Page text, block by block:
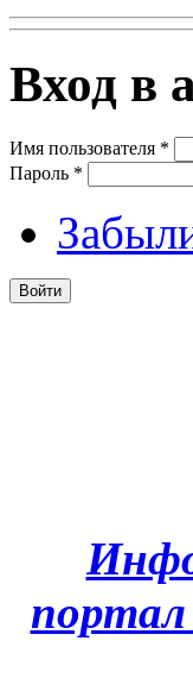
Вход в
Имя пользователя *
Пароль *